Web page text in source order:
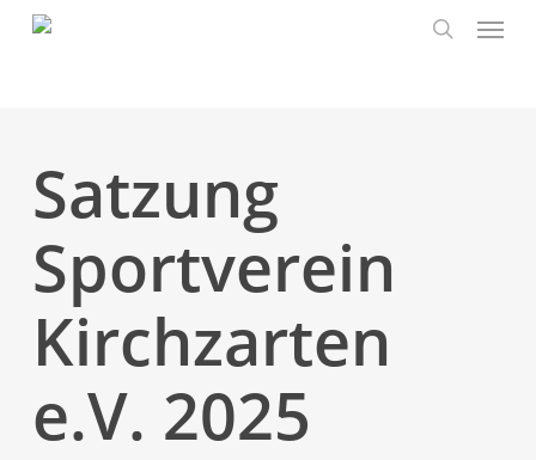
Satzung
Sportverein
Kirchzarten
e.V. 2025